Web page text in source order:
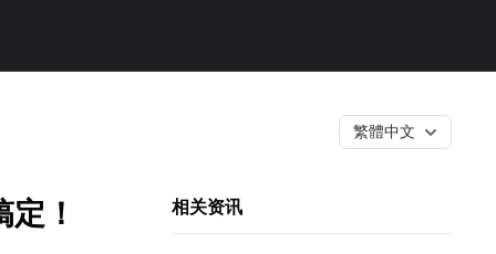
繁體中文
！ 相关资讯